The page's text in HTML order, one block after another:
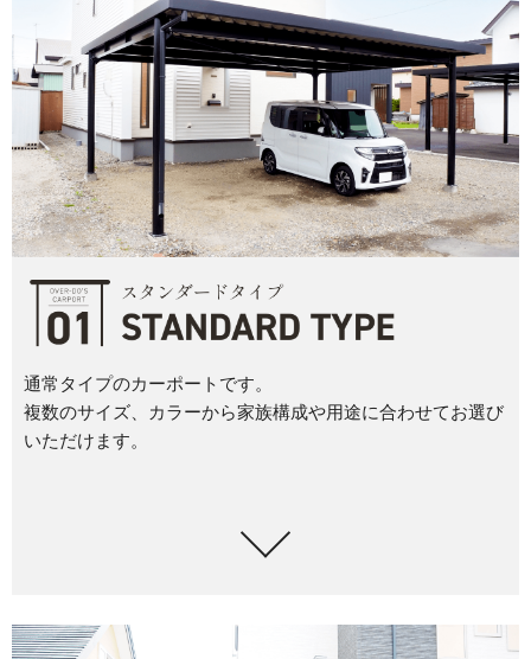
通常タイプのカーポートです。
複数のサイズ、カラーから家族構成や用途に合わせてお選び
いただけます。